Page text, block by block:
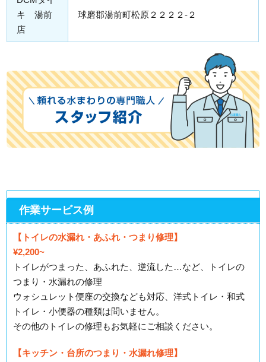
キ 湯前
店
球磨郡湯前町松原２２２２-２
作業サービス例
【トイレの水漏れ・あふれ・つまり修理】
¥2,200~
トイレがつまった、あふれた、逆流した…など、トイレの
つまり・水漏れの修理
ウォシュレット便座の交換なども対応、洋式トイレ・和式
トイレ・小便器の種類は問いません。
その他のトイレの修理もお気軽にご相談ください。
【キッチン・台所のつまり・水漏れ修理】